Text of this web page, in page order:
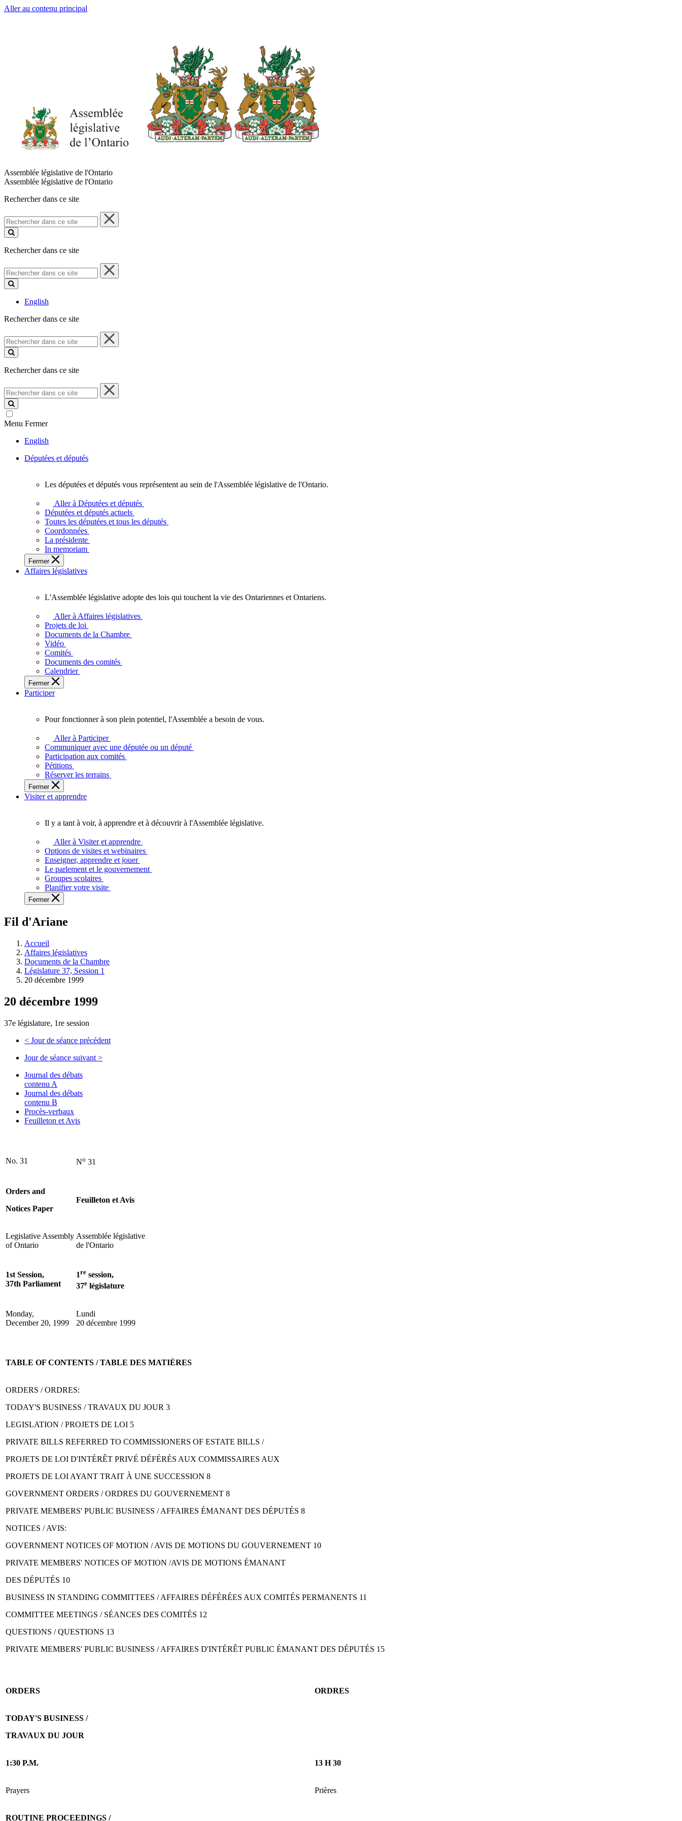
Aller au contenu principal
Assemblée législative de l'Ontario
Assemblée législative de l'Ontario
Rechercher dans ce site
Rechercher
dans
ce
Rechercher dans ce site
Rechercher
dans
ce
English
Rechercher dans ce site
Rechercher
dans
ce
Rechercher dans ce site
Rechercher
dans
ce
site
Menu Fermer
English
Députées et députés
députées
députés
vous
représentent
sein
de
l'Assemblée
l'Ontario.
Les députées et députés vous représentent au sein de l'Assemblée législative de l'Ontario.
Aller à Députées et députés
Députées et députés actuels
Toutes les députées et tous les députés
Coordonnées
La présidente
In memoriam
Fermer
Affaires législatives
législative
adopte
touchent
vie
des
Ontariennes
Ontariens.
L'Assemblée législative adopte des lois qui touchent la vie des Ontariennes et Ontariens.
Aller à Affaires législatives
Projets de loi
Documents de la Chambre
Vidéo
Comités
Documents des comités
Calendrier
Fermer
Participer
fonctionner
plein
potentiel,
l'Assemblée
a
besoin
Pour fonctionner à son plein potentiel, l'Assemblée a besoin de vous.
Aller à Participer
Communiquer avec une députée ou un député
Participation aux comités
Pétitions
Réserver les terrains
Fermer
Visiter et apprendre
voir,
apprendre
et
découvrir
l'Assemblée
législative.
Il y a tant à voir, à apprendre et à découvrir à l'Assemblée législative.
Aller à Visiter et apprendre
Options de visites et webinaires
Enseigner, apprendre et jouer
Le parlement et le gouvernement
Groupes scolaires
Planifier votre visite
Fermer
Fil d'Ariane
Accueil
Affaires législatives
Documents de la Chambre
Législature 37, Session 1
20 décembre 1999
20 décembre 1999
37e législature, 1re session
< Jour de séance précédent
Jour de séance suivant >
Journal des débats
contenu A
Journal des débats
contenu B
Procès-verbaux
Feuilleton et Avis
No. 31 No 31
Orders and
Notices Paper
Feuilleton et Avis
Legislative Assembly
of Ontario
Assemblée législative
de l'Ontario
1st Session,
37th Parliament
1re session,
37e législature
Monday,
December 20, 1999
Lundi
20 décembre 1999
TABLE OF CONTENTS / TABLE DES MATIÈRES
ORDERS / ORDRES:
TODAY'S BUSINESS / TRAVAUX DU JOUR 3
LEGISLATION / PROJETS DE LOI 5
PRIVATE BILLS REFERRED TO COMMISSIONERS OF ESTATE BILLS /
PROJETS DE LOI D'INTÉRÊT PRIVÉ DÉFÉRÉS AUX COMMISSAIRES AUX
PROJETS DE LOI AYANT TRAIT À UNE SUCCESSION 8
GOVERNMENT ORDERS / ORDRES DU GOUVERNEMENT 8
PRIVATE MEMBERS' PUBLIC BUSINESS / AFFAIRES ÉMANANT DES DÉPUTÉS 8
NOTICES / AVIS:
GOVERNMENT NOTICES OF MOTION / AVIS DE MOTIONS DU GOUVERNEMENT 10
PRIVATE MEMBERS' NOTICES OF MOTION /AVIS DE MOTIONS ÉMANANT
DES DÉPUTÉS 10
BUSINESS IN STANDING COMMITTEES / AFFAIRES DÉFÉRÉES AUX COMITÉS PERMANENTS 11
COMMITTEE MEETINGS / SÉANCES DES COMITÉS 12
QUESTIONS / QUESTIONS 13
PRIVATE MEMBERS' PUBLIC BUSINESS / AFFAIRES D'INTÉRÊT PUBLIC ÉMANANT DES DÉPUTÉS 15
ORDERS ORDRES
TODAY'S BUSINESS /
TRAVAUX DU JOUR
1:30 P.M. 13 H 30
Prayers Prières
ROUTINE PROCEEDINGS /